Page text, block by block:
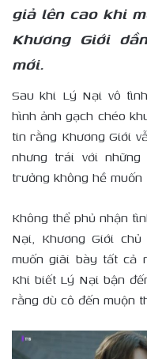
giả lên cao khi
Khương Giới
mới.
Sau khi Lý Nại vô
hình ảnh gạch chéo
tin rằng Khương Giới
nhưng trái với
trưởng không hề
Không thể phủ nhận
Nại, Khương Giới
muốn giãi bày tất cả
Khi biết Lý Nại bận
rằng dù cô đến muộn